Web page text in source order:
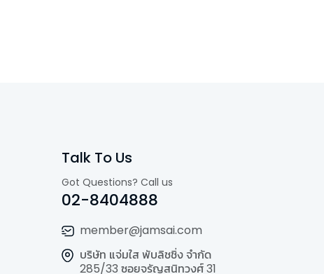
Talk To Us
Got Questions? Call us
02-8404888
member@jamsai.com
บริษัท แจ่มใส พับลิชชิ่ง จำกัด
285/33 ซอยจรัญสนิทวงศ์ 31